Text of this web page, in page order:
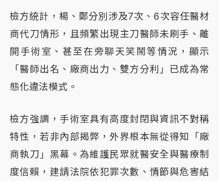
檢方統計，楊、鄭分別涉及7次、6次容任醫材
商代刀情形，且頻繁出現主刀醫師未刷手、離
開手術室、甚至在旁聊天笑鬧等情況，顯示
「醫師出名、廠商出力、雙方分利」已成為常
態化違法模式。
檢方強調，手術室具有高度封閉與資訊不對稱
特性，若非內部揭弊，外界根本無從得知「廠
商執刀」黑幕。為維護民眾就醫安全與醫療制
度信賴，建請法院依犯罪次數、情節與危害結